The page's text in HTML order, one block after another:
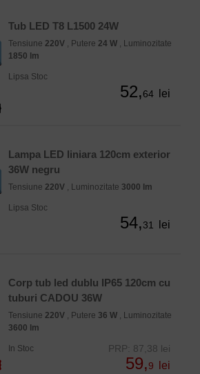
Tub LED T8 L1500 24W
Tensiune 220V , Putere 24 W , Luminozitate
1850 lm
Lipsa Stoc
52,64 lei
Lampa LED liniara 120cm exterior
36W negru
Tensiune 220V , Luminozitate 3000 lm
Lipsa Stoc
54,31 lei
Corp tub led dublu IP65 120cm cu
tuburi CADOU 36W
Tensiune 220V , Putere 36 W , Luminozitate
3600 lm
In Stoc PRP: 87,38 lei
59,9 lei